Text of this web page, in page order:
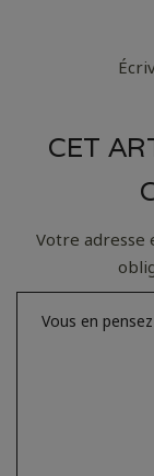
CET
Votre adresse